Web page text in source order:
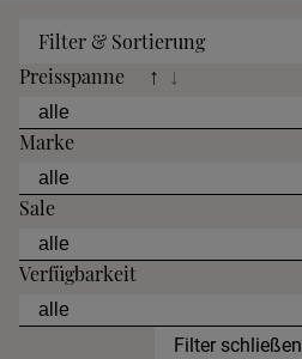
Filter & Sortierung
Preisspanne
↑ ↓
Marke
Sale
Verfügbarkeit
Filter schließen